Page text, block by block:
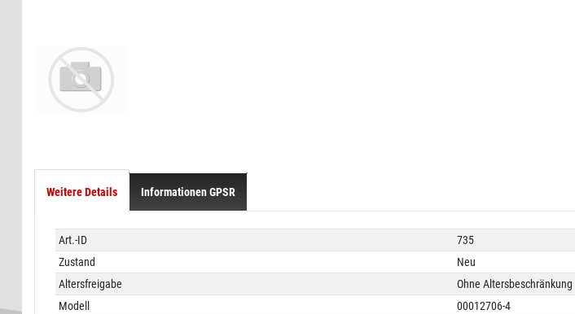
Weitere Details Informationen GPSR
Technisches
Merkmal
Wert
Art.-ID
735
Zustand
Neu
Altersfreigabe
Ohne Altersbeschränkung
Modell
00012706-4